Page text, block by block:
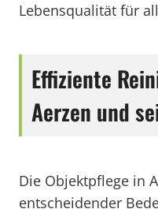
Lebensqualität für
Effiziente
Aerzen und
Die Objektpflege in
entscheidender